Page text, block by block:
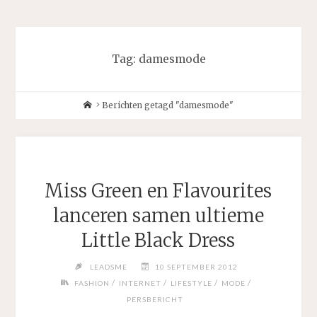
Tag: damesmode
HomeBerichten getagd "damesmode"
Miss Green en Flavourites
lanceren samen ultieme
Little Black Dress
LEADSME
10 SEPTEMBER 2012
FASHION / INTERNET / LIFESTYLE / MODE /
PERSBERICHT